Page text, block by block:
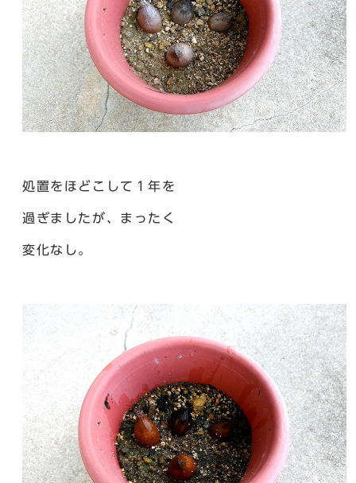
処置をほどこして１年を
過ぎましたが、まったく
変化なし。